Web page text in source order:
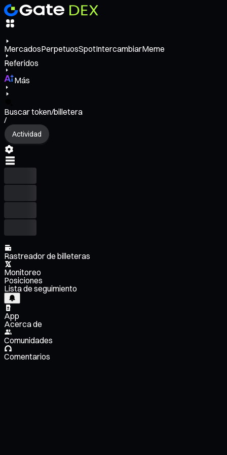
MercadosPerpetuosSpotIntercambiarMeme
Referidos
Más
Buscar token/billetera
/
Actividad
Rastreador de billeteras
Monitoreo
Posiciones
Lista de seguimiento
App
Acerca de
Comunidades
Comentarios